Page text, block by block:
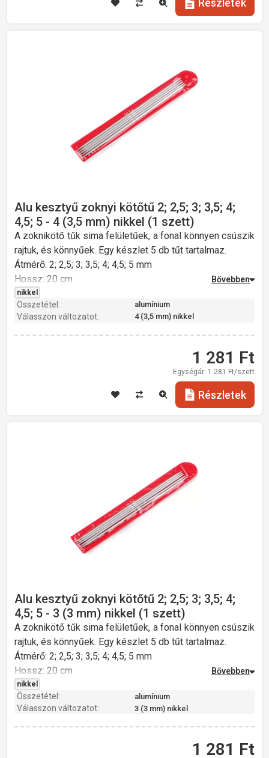
Részletek
Alu kesztyű zoknyi kötőtű 2; 2,5; 3; 3,5; 4;
4,5; 5 - 4 (3,5 mm) nikkel (1 szett)
A zoknikötő tűk sima felületűek, a fonal könnyen csúszik
rajtuk, és könnyűek. Egy készlet 5 db tűt tartalmaz.
Átmérő: 2; 2,5; 3; 3,5; 4; 4,5; 5 mm
Hossz: 20 cm
Súly: 18 g
nikkel
Összetétel: alumínium
Válasszon változatot: 4 (3,5 mm) nikkel
1 281 Ft
Egységár: 1 281 Ft/szett
Részletek
Alu kesztyű zoknyi kötőtű 2; 2,5; 3; 3,5; 4;
4,5; 5 - 3 (3 mm) nikkel (1 szett)
A zoknikötő tűk sima felületűek, a fonal könnyen csúszik
rajtuk, és könnyűek. Egy készlet 5 db tűt tartalmaz.
Átmérő: 2; 2,5; 3; 3,5; 4; 4,5; 5 mm
Hossz: 20 cm
Súly: 18 g
nikkel
Összetétel: alumínium
Válasszon változatot: 3 (3 mm) nikkel
1 281 Ft